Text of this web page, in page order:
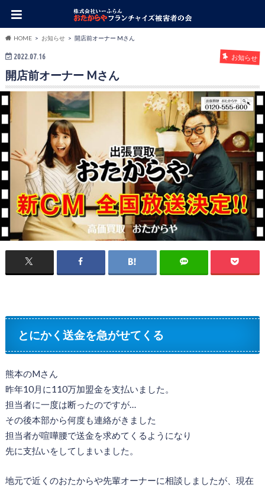
HOME お知らせ 開店前オーナー Mさん
2022.07.16 お知らせ
開店前オーナー Mさん
とにかく送金を急がせてくる
熊本のMさん
昨年10月に110万加盟金を支払いました。
担当者に一度は断ったのですが…
その後本部から何度も連絡がきました
担当者が喧嘩腰で送金を求めてくるようになり
先に支払いをしてしまいました。
地元で近くのおたからや先輩オーナーに相談しましたが、現在